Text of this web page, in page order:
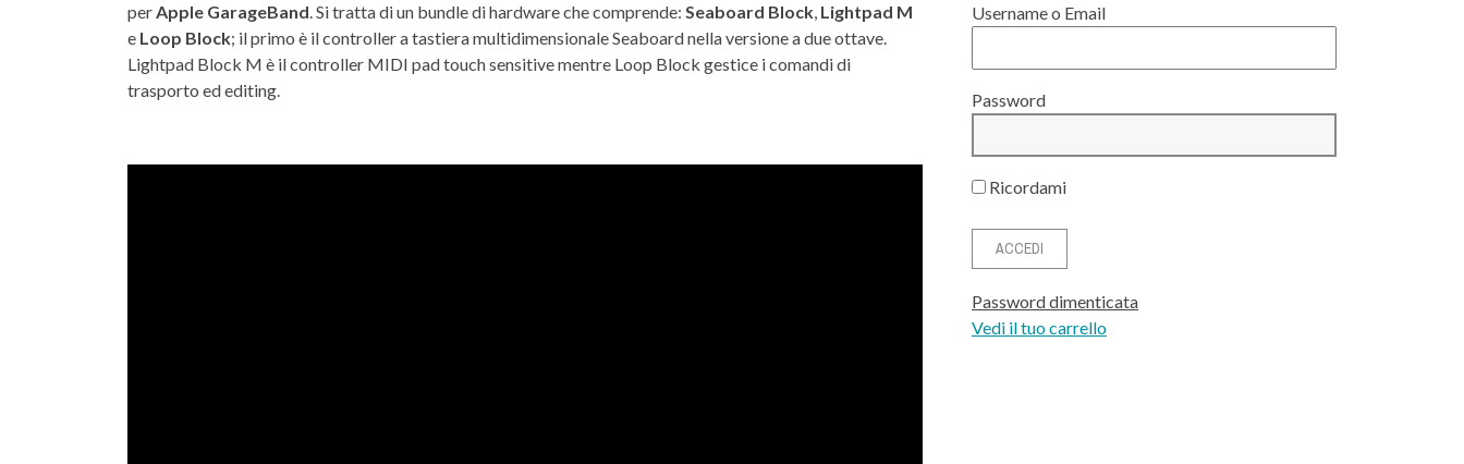
perApple GarageBand. Si tratta di un bundle di hardware che comprende: Seaboard Block, Lightpad M
e Loop Block; il primo è il controller a tastiera multidimensionale Seaboard nella versione a due ottave.
Lightpad Block M è il controller MIDI pad touch sensitive mentre Loop Block gestice i comandi di
trasporto ed editing.
Username o Email
Password
Ricordami
Password dimenticata
Vedi il tuo carrello